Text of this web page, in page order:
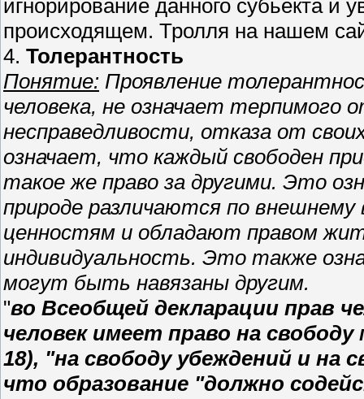
игнорирование данного субьекта и
происходящем. Тролля на нашем
4. Толерантность
Понятие: Проявление
человека, не означает терпимого
несправедливости, отказа от
означает, что каждый свободен
такое же право за другими. Это
природе различаются по внешнему
ценностям и обладают правом
индивидуальность. Это также
могут быть навязаны другим.
"во Всеобщей декларации прав
человек имеет право на
18), "на свободу убеждений и на
что образование "должно